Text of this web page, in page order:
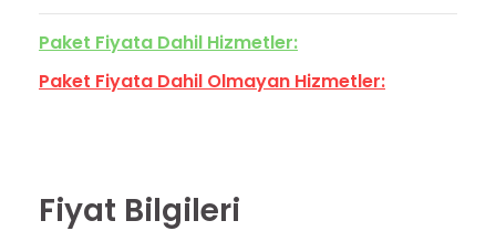
Paket Fiyata Dahil Hizmetler:
Paket Fiyata Dahil Olmayan Hizmetler:
Fiyat Bilgileri